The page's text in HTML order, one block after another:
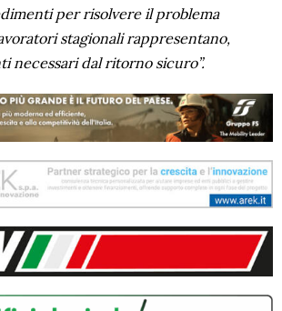
per risolvere il problema
stagionali rappresentano,
necessari dal ritorno sicuro”.